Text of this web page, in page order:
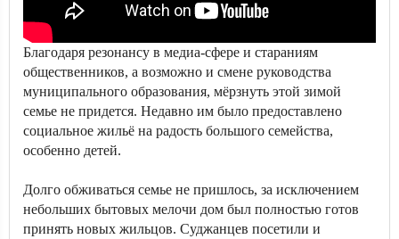
Благодаря резонансу в медиа-сфере и стараниям
общественников, а возможно и смене руководства
муниципального образования, мёрзнуть этой зимой
семье не придется. Недавно им было предоставлено
социальное жильё на радость большого семейства,
особенно детей.
Долго обживаться семье не пришлось, за исключением
небольших бытовых мелочи дом был полностью готов
принять новых жильцов. Суджанцев посетили и